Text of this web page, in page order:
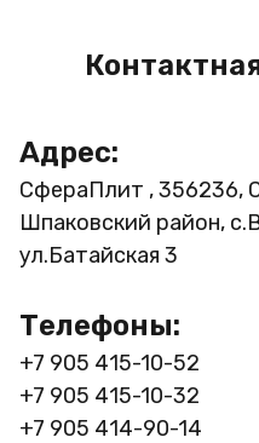
Адрес:
СфераПлит , 356236,
Шпаковский район,
ул.Батайская 3
Телефоны:
+7 905 415-10-52
+7 905 415-10-32
+7 905 414-90-14